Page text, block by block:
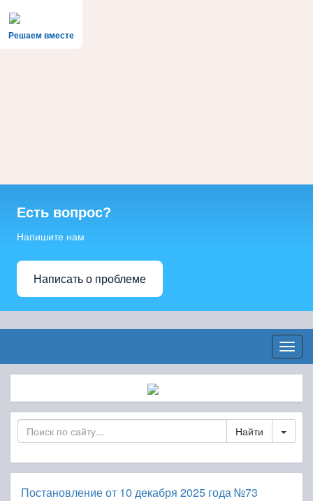
Решаем вместе
Есть вопрос?
Напишите нам
Написать о проблеме
Постановление от 10 декабря 2025 года №73